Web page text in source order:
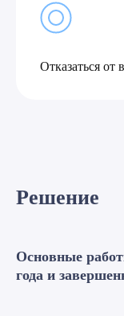
Отказаться от
Решение
Основные
года и
Подсистема
Комплекс
и хранения всех
поступающих в